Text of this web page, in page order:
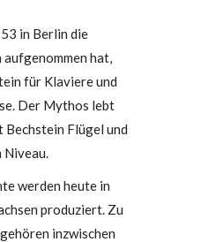
in Berlin die
hat,
für Klaviere und
Der Mythos lebt
Bechstein Flügel und
Niveau.
werden heute in
produziert. Zu
inzwischen